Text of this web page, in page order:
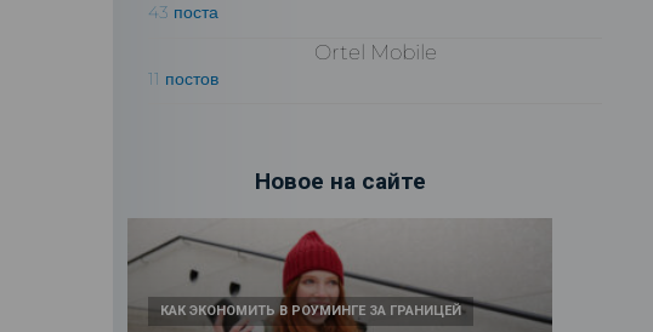
43 поста
Ortel Mobile
11 постов
Новое на сайте
КАК ЭКОНОМИТЬ В РОУМИНГЕ ЗА ГРАНИЦЕЙ